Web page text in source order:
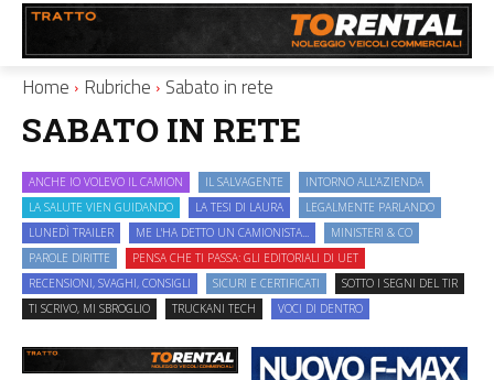
Home Rubriche Sabato in rete
SABATO IN RETE
ANCHE IO VOLEVO IL CAMION IL SALVAGENTE
INTORNO ALL'AZIENDA
LA SALUTE VIEN GUIDANDO
LA TESI DI LAURA
LEGALMENTE PARLANDO
LUNEDÌ TRAILER
ME L'HA DETTO UN CAMIONISTA...
MINISTERI & CO
PAROLE DIRITTE
PENSA CHE TI PASSA: GLI EDITORIALI DI UET
RECENSIONI, SVAGHI, CONSIGLI
SICURI E CERTIFICATI
SOTTO I SEGNI DEL TIR
TI SCRIVO, MI SBROGLIO
TRUCKANI TECH VOCI DI DENTRO